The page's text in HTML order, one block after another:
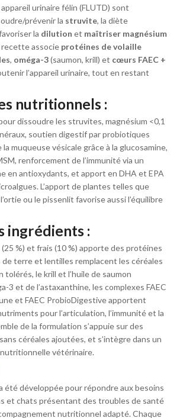
urinaire félin (FLUTD) sont
prévenir la struvite, la diète
la dilution et maîtriser magnésium
associe protéines de volaille
, oméga-3(saumon, krill) et cœurs FAEC +
l’appareil urinaire, tout en restant
nutritionnels :
dissoudre les struvites, magnésium <0,1
soutien digestif par probiotiques
muqueuse vésicale grâce à la glucosamine,
renforcement de l’immunité via un
en antioxydants, et apport en DHA et EPA
L’apport de plantes telles que
ou le pissenlit favorise aussi l’équilibre
ingrédients :
%) et frais (10 %) apporte des protéines
de terre et lentilles remplacent les céréales
tolérés, le krill et l’huile de saumon
3 et de l’astaxanthine, les complexes FAEC
et FAEC ProbioDigestive apportent
pour l’articulation, l’immunité et la
de la formulation s’appuie sur des
céréales ajoutées, et s’intègre dans un
vétérinaire.
été développée pour répondre aux besoins
et chats présentant des troubles de santé
nutritionnel adapté. Chaque